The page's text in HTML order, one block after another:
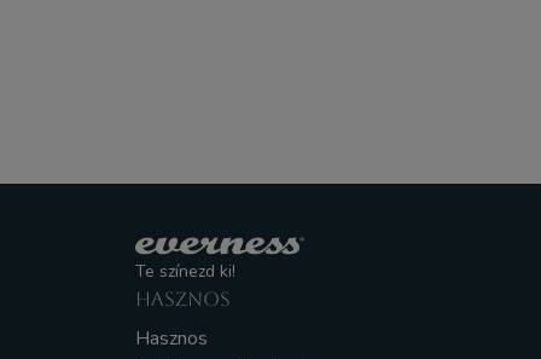
Te színezd ki!
HASZNOS
Hasznos